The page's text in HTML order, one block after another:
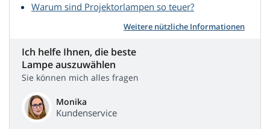
Warum sind Projektorlampen so teuer?
Weitere nützliche Informationen
Ich helfe Ihnen, die beste
Lampe auszuwählen
Sie können mich alles fragen
Monika
Kundenservice